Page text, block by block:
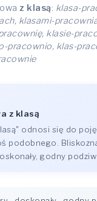
z klasą: klasa-
klasami-
klasie-
pracownio, klas-
z klasą
odnosi się do
podobnego.
godny